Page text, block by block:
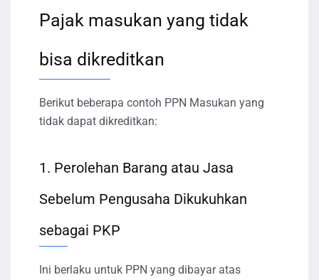
Pajak masukan yang tidak
bisa dikreditkan
Berikut beberapa contoh PPN Masukan yang
tidak dapat dikreditkan:
1. Perolehan Barang atau Jasa
Sebelum Pengusaha Dikukuhkan
sebagai PKP
Ini berlaku untuk PPN yang dibayar atas